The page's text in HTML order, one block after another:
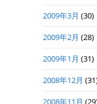
2009年3月 (30)
2009年2月 (28)
2009年1月 (31)
2008年12月
2008年11月